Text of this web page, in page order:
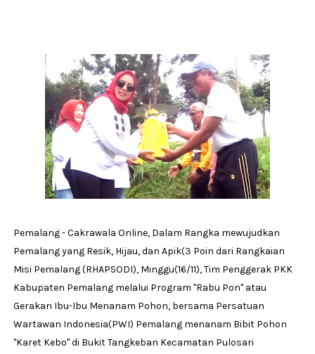
Pemalang - Cakrawala Online, Dalam Rangka mewujudkan
Pemalang yang Resik, Hijau, dan Apik(3 Poin dari Rangkaian
Misi Pemalang (RHAPSODI), Minggu(16/11), Tim Penggerak PKK
Kabupaten Pemalang melalui Program ''Rabu Pon'' atau
Gerakan Ibu-Ibu Menanam Pohon, bersama Persatuan
Wartawan Indonesia(PWI) Pemalang menanam Bibit Pohon
''Karet Kebo'' di Bukit Tangkeban Kecamatan Pulosari